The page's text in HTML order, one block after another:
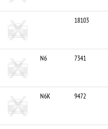
18103
N6 7341
N6K 9472